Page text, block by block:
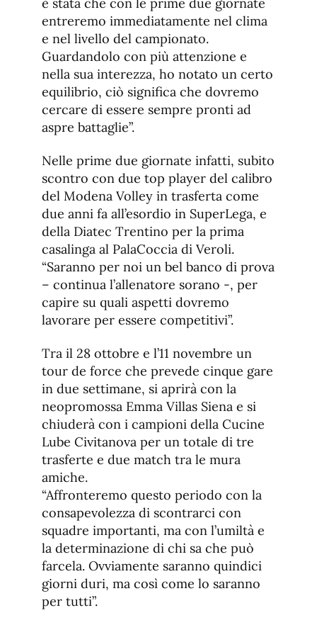
è stata che con le prime due giornate
entreremo immediatamente nel clima
e nel livello del campionato.
Guardandolo con più attenzione e
nella sua interezza, ho notato un certo
equilibrio, ciò significa che dovremo
cercare di essere sempre pronti ad
aspre battaglie”.
Nelle prime due giornate infatti, subito
scontro con due top player del calibro
del Modena Volley in trasferta come
due anni fa all’esordio in SuperLega, e
della Diatec Trentino per la prima
casalinga al PalaCoccia di Veroli.
“Saranno per noi un bel banco di prova
– continua l’allenatore sorano -, per
capire su quali aspetti dovremo
lavorare per essere competitivi”.
Tra il 28 ottobre e l’11 novembre un
tour de force che prevede cinque gare
in due settimane, si aprirà con la
neopromossa Emma Villas Siena e si
chiuderà con i campioni della Cucine
Lube Civitanova per un totale di tre
trasferte e due match tra le mura
amiche.
“Affronteremo questo periodo con la
consapevolezza di scontrarci con
squadre importanti, ma con l’umiltà e
la determinazione di chi sa che può
farcela. Ovviamente saranno quindici
giorni duri, ma così come lo saranno
per tutti”.